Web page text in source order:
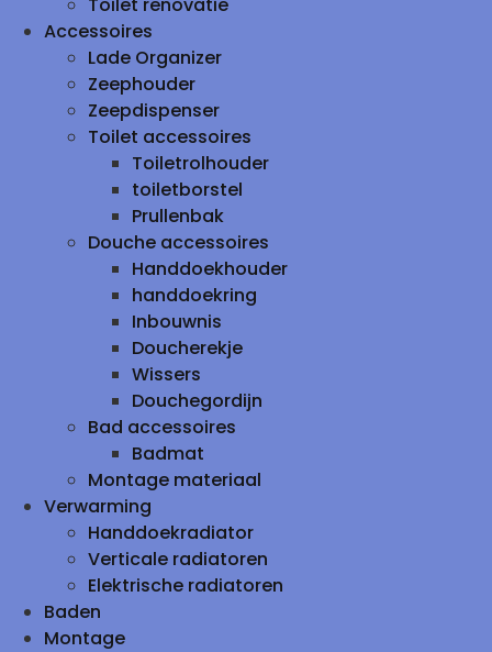
Accessoires
Lade Organizer
Zeephouder
Zeepdispenser
Toilet accessoires
Toiletrolhouder
toiletborstel
Prullenbak
Douche accessoires
Handdoekhouder
handdoekring
Inbouwnis
Doucherekje
Wissers
Douchegordijn
Bad accessoires
Badmat
Montage materiaal
Verwarming
Handdoekradiator
Verticale radiatoren
Elektrische radiatoren
Baden
Montage